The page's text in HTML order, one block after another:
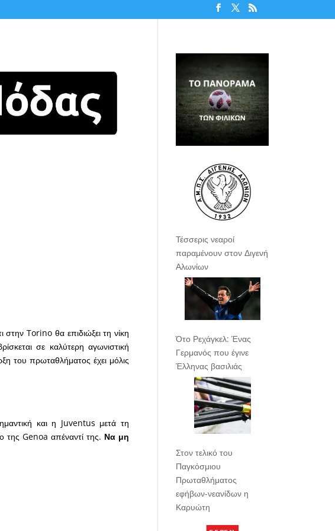
Torino θα επιδιώξει τη νίκη
σε καλύτερη αγωνιστική
του πρωταθλήματος έχει μόλις
και η Juventus μετά τη
της Genoa απέναντί της. Να μη
Τέσσερις νεαροί
παραμένουν στον Διγενή
Αλωνίων
Ότο Ρεχάγκελ: Ένας
Γερμανός που έγινε
Έλληνας βασιλιάς
Στον τελικό του
Παγκόσμιου
Πρωταθλήματος
εφήβων-νεανίδων η
Καρυώτη